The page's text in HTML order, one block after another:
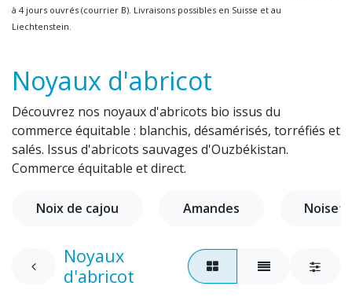
à 4 jours ouvrés (courrier B). Livraisons possibles en Suisse et au
Liechtenstein.
Noyaux d'abricot
Découvrez nos noyaux d'abricots bio issus du
commerce équitable : blanchis, désamérisés, torréfiés et
salés. Issus d'abricots sauvages d'Ouzbékistan.
Commerce équitable et direct.
Noix de cajou Amandes
Noyaux
d'abricot